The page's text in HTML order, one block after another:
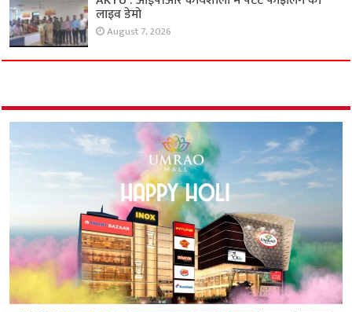
लाइव डेमो
August 7, 2026